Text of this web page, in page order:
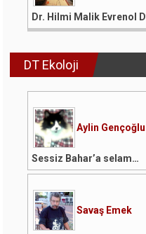
Dr. Hilmi Malik Evrenol
DT Ekoloji
Aylin Gençoğlu
Sessiz Bahar’a selam…
Savaş Emek